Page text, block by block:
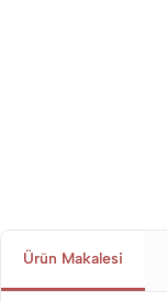
Ürün Makalesi